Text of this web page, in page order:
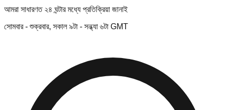
আমরা সাধারণত ২৪ ঘন্টার মধ্যে প্রতিক্রিয়া জানাই
সোমবার - শুক্রবার, সকাল ৯টা - সন্ধ্যা ৬টা GMT